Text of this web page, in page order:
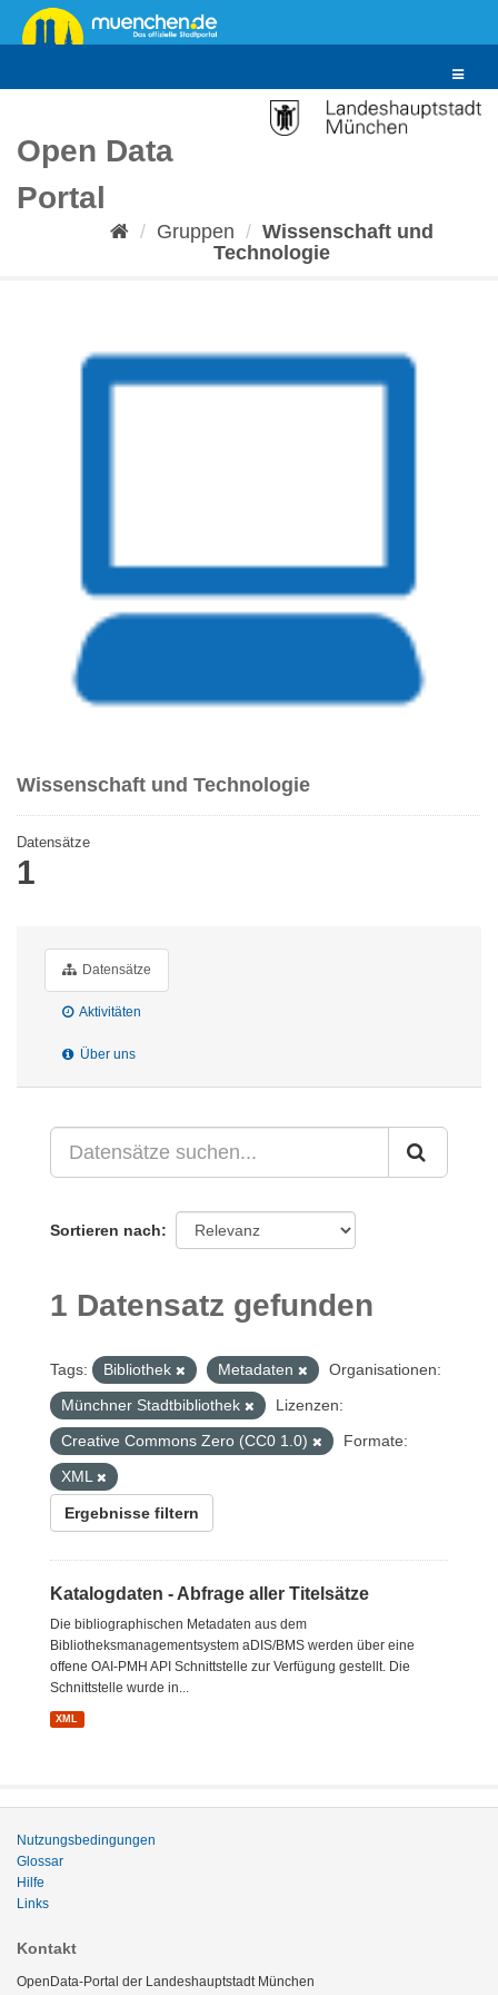
Überspringen
zum
Toggle
Open Data
Portal
Gruppen
Wissenschaft und
Technologie
Wissenschaft und Technologie
Datensätze
1
Datensätze
Aktivitäten
Über uns
Sortieren nach
1 Datensatz gefunden
Tags: Bibliothek Metadaten
Organisationen:
Münchner Stadtbibliothek
Lizenzen:
Creative Commons Zero (CC0 1.0)
Formate:
XML
Ergebnisse filtern
Katalogdaten - Abfrage aller Titelsätze
Die bibliographischen Metadaten aus dem
Bibliotheksmanagementsystem aDIS/BMS werden über eine
offene OAI-PMH API Schnittstelle zur Verfügung gestellt. Die
Schnittstelle wurde in...
XML
Nutzungsbedingungen
Glossar
Hilfe
Links
Kontakt
OpenData-Portal der Landeshauptstadt München